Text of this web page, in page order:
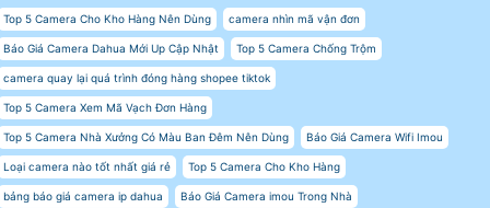
Top 5 Camera Cho Kho Hàng Nên Dùng camera nhìn mã vận đơn
Báo Giá Camera Dahua Mới Up Cập Nhật Top 5 Camera Chống Trộm
camera quay lại quá trình đóng hàng shopee tiktok
Top 5 Camera Xem Mã Vạch Đơn Hàng
Top 5 Camera Nhà Xưởng Có Màu Ban Đêm Nên Dùng Báo Giá Camera Wifi Imou
Loại camera nào tốt nhất giá rẻ Top 5 Camera Cho Kho Hàng
bảng báo giá camera ip dahua Báo Giá Camera imou Trong Nhà